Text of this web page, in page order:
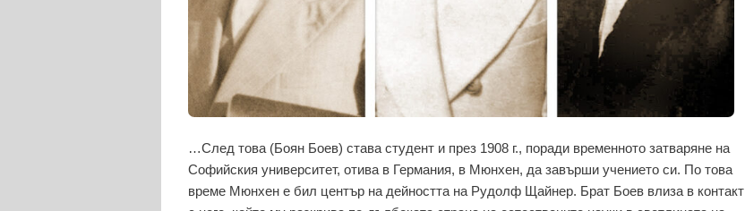
…След това (Боян Боев) става студент и през 1908 г., поради временното затваряне на
Софийския университет, отива в Германия, в Мюнхен, да завърши учението си. По това
време Мюнхен е бил център на дейността на Рудолф Щайнер. Брат Боев влиза в контакт